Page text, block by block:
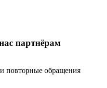
партнёрам
повторные обращения